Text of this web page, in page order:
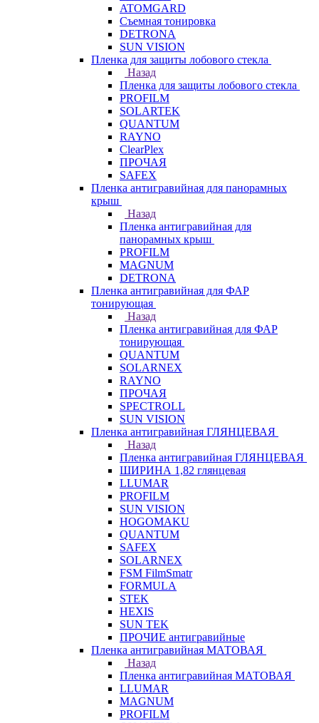
ATOMGARD
Съемная тонировка
DETRONA
SUN VISION
Пленка для защиты лобового стекла
Назад
Пленка для защиты лобового стекла
PROFILM
SOLARTEK
QUANTUM
RAYNO
ClearPlex
ПРОЧАЯ
SAFEX
Пленка антигравийная для панорамных
крыш
Назад
Пленка антигравийная для
панорамных крыш
PROFILM
MAGNUM
DETRONA
Пленка антигравийная для ФАР
тонирующая
Назад
Пленка антигравийная для ФАР
тонирующая
QUANTUM
SOLARNEX
RAYNO
ПРОЧАЯ
SPECTROLL
SUN VISION
Пленка антигравийная ГЛЯНЦЕВАЯ
Назад
Пленка антигравийная ГЛЯНЦЕВАЯ
ШИРИНА 1,82 глянцевая
LLUMAR
PROFILM
SUN VISION
HOGOMAKU
QUANTUM
SAFEX
SOLARNEX
FSM FilmSmatr
FORMULA
STEK
HEXIS
SUN TEK
ПРОЧИЕ антигравийные
Пленка антигравийная МАТОВАЯ
Назад
Пленка антигравийная МАТОВАЯ
LLUMAR
MAGNUM
PROFILM